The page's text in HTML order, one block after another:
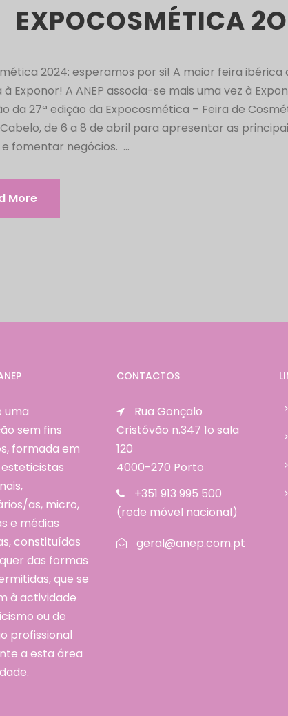
EXPOCOSMÉTICA
2024: esperamos por si! A maior feira ibérica
à Exponor! A ANEP associa-se mais uma vez à
da 27ª edição da Expocosmética – Feira de
de 6 a 8 de abril para apresentar as
fomentar negócios. ...
More
uma
sem fins
formada em
esteticistas
as, micro,
e médias
constituídas
das formas
que se
à actividade
ou de
profissional
a esta área
CONTACTOS
Rua Gonçalo
Cristóvão n.347 1o sala
120
4000-270 Porto
+351 913 995 500
(rede móvel nacional)
geral@anep.com.pt